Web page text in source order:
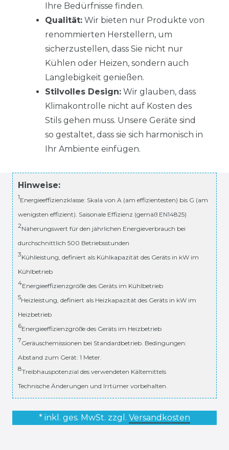
Ihre Bedürfnisse finden.
Qualität: Wir bieten nur Produkte von
renommierten Herstellern, um
sicherzustellen, dass Sie nicht nur
Kühlen oder Heizen, sondern auch
Langlebigkeit genießen.
Stilvolles Design: Wir glauben, dass
Klimakontrolle nicht auf Kosten des
Stils gehen muss. Unsere Geräte sind
so gestaltet, dass sie sich harmonisch in
Ihr Ambiente einfügen.
Hinweise:
1Energieeffizienzklasse: Skala von A (am effizientesten) bis G (am
wenigsten effizient). Saisonale Effizienz (gemäß EN14825)
2Näherungswert für den jährlichen Energieverbrauch bei
durchschnittlich 500 Betriebsstunden
3Kühlleistung, definiert als Kühlkapazität des Geräts in kW im
Kühlbetrieb
4Energieeffizienzgröße des Geräts im Kühlbetrieb
5Heizleistung, definiert als Heizkapazität des Geräts in kW im
Heizbetrieb
6Energieeffizienzgröße des Geräts im Heizbetrieb
7Geräuschemissionen bei Standardbetrieb. Bedingungen:
Abstand zum Gerät: 1 Meter.
8Treibhauspotenzial des verwendeten Kältemittels
Technische Änderungen und Irrtümer vorbehalten.
* inkl. ges. MwSt. zzgl. Versandkosten